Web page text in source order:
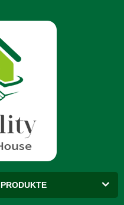
PRODUKTE